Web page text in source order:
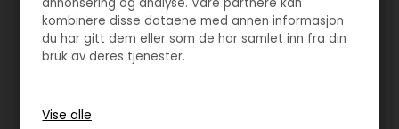
kombinere disse dataene med annen informasjon
du har gitt dem eller som de har samlet inn fra din
bruk av deres tjenester.